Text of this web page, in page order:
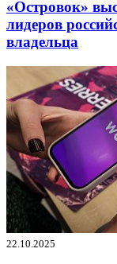
«Островок»
лидеров
владельца
22.10.2025